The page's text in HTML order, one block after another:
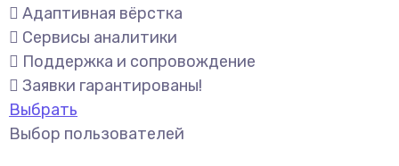
Адаптивная вёрстка
Сервисы аналитики
Поддержка и сопровождение
Заявки гарантированы!
Выбрать
Выбор пользователей